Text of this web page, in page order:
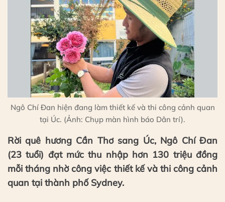
Ngô Chí Đan hiện đang làm thiết kế và thi công cảnh quan
tại Úc. (Ảnh: Chụp màn hình báo Dân trí).
Rời quê hương Cần Thơ sang Úc, Ngô Chí Đan
(23 tuổi) đạt mức thu nhập hơn 130 triệu đồng
mỗi tháng nhờ công việc thiết kế và thi công cảnh
quan tại thành phố Sydney.